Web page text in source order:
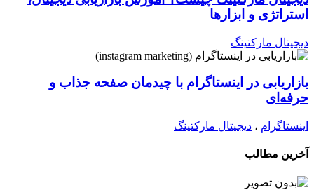
استراتژی و ابزارها
دیجیتال مارکتینگ
بازاریابی در اینستاگرام با چیدمان صفحه جذاب و
حرفه‌ای
اینستاگرام ، دیجیتال مارکتینگ
آخرین مطالب